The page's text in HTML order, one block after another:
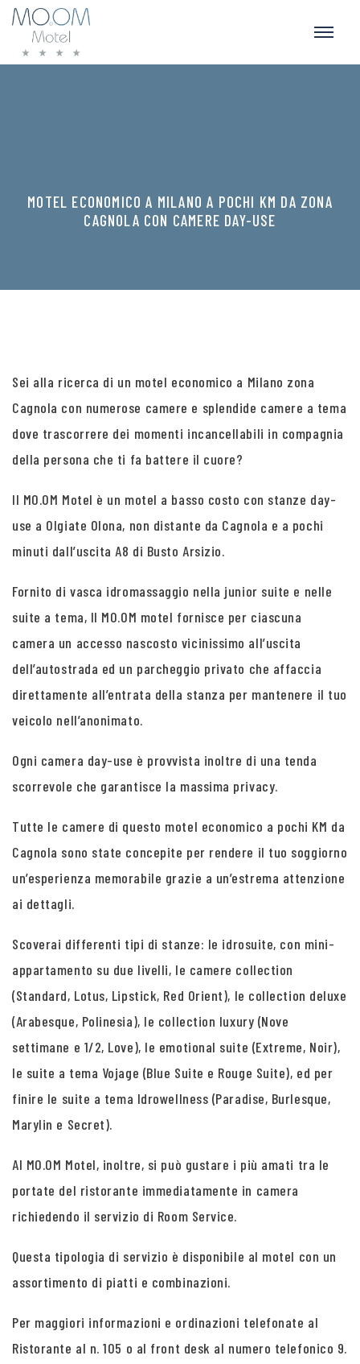
MOTEL ECONOMICO A MILANO A POCHI KM DA ZONA
CAGNOLA CON CAMERE DAY-USE
Sei alla ricerca di un motel economico a Milano zona
Cagnola con numerose camere e splendide camere a tema
dove trascorrere dei momenti incancellabili in compagnia
della persona che ti fa battere il cuore?
Il MO.OM Motel è un motel a basso costo con stanze day-
use a Olgiate Olona, non distante da Cagnola e a pochi
minuti dall’uscita A8 di Busto Arsizio.
Fornito di vasca idromassaggio nella junior suite e nelle
suite a tema, Il MO.OM motel fornisce per ciascuna
camera un accesso nascosto vicinissimo all’uscita
dell’autostrada ed un parcheggio privato che affaccia
direttamente all’entrata della stanza per mantenere il tuo
veicolo nell’anonimato.
Ogni camera day-use è provvista inoltre di una tenda
scorrevole che garantisce la massima privacy.
Tutte le camere di questo motel economico a pochi KM da
Cagnola sono state concepite per rendere il tuo soggiorno
un’esperienza memorabile grazie a un’estrema attenzione
ai dettagli.
Scoverai differenti tipi di stanze: le idrosuite, con mini-
appartamento su due livelli, le camere collection
(Standard, Lotus, Lipstick, Red Orient), le collection deluxe
(Arabesque, Polinesia), le collection luxury (Nove
settimane e 1/2, Love), le emotional suite (Extreme, Noir),
le suite a tema Vojage (Blue Suite e Rouge Suite), ed per
finire le suite a tema Idrowellness (Paradise, Burlesque,
Marylin e Secret).
Al MO.OM Motel, inoltre, si può gustare i più amati tra le
portate del ristorante immediatamente in camera
richiedendo il servizio di Room Service.
Questa tipologia di servizio è disponibile al motel con un
assortimento di piatti e combinazioni.
Per maggiori informazioni e ordinazioni telefonate al
Ristorante al n. 105 o al front desk al numero telefonico 9.